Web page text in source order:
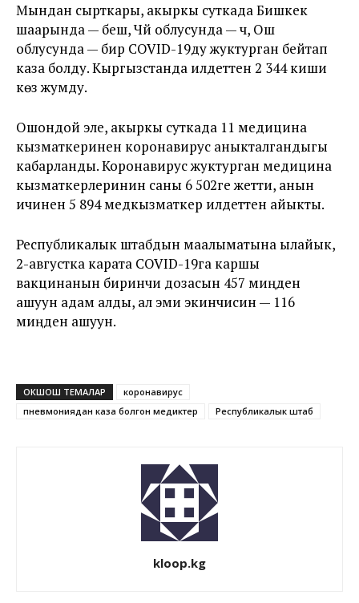
Мындан сырткары, акыркы суткада Бишкек
шаарында — беш, Чүй облусунда — үч, Ош
облусунда — бир COVID-19ду жуктурган бейтап
каза болду. Кыргызстанда илдеттен 2 344 киши
көз жумду.
Ошондой эле, акыркы суткада 11 медицина
кызматкеринен коронавирус аныкталгандыгы
кабарланды. Коронавирус жуктурган медицина
кызматкерлеринин саны 6 502ге жетти, анын
ичинен 5 894 медкызматкер илдеттен айыкты.
Республикалык штабдын маалыматына ылайык,
2-августка карата COVID-19га каршы
вакцинанын биринчи дозасын 457 миңден
ашуун адам алды, ал эми экинчисин — 116
миңден ашуун.
ОКШОШ ТЕМАЛАР
коронавирус
пневмониядан каза болгон медиктер
Республикалык штаб
kloop.kg